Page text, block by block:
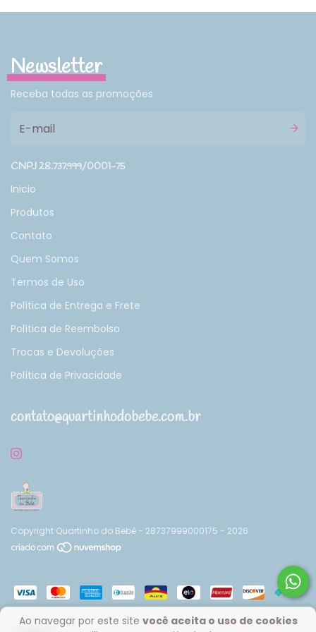
Ao navegar por este site você aceita o uso de cookies
Newsletter
Receba todas as promoções
CNPJ 28.737.999/0001-75
Inicio
Produtos
Contato
Quem Somos
Termos de Uso
Política de Entrega e Frete
Política de Reembolso
Trocas e Devoluções
Política de Privacidade
contato@quartinhodobebe.com.br
Copyright Quartinho do Bebê - 28737999000175 - 2026